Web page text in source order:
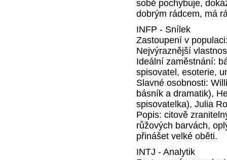
sobě pochybuje,
dobrým rádcem, má
INFP - Snílek
Zastoupení v
Nejvýraznější
Ideální zaměstnání:
spisovatel, esoterie,
Slavné osobnosti:
básník a dramatik),
spisovatelka), Julia
Popis: citově
růžových barvách,
přinášet velké oběti.
INTJ - Analytik